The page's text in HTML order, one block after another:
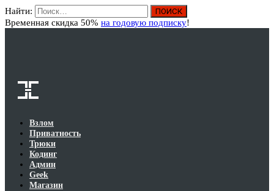
Найти:
Временная скидка 50% на годовую подписку!
Взлом
Приватность
Трюки
Кодинг
Админ
Geek
Магазин